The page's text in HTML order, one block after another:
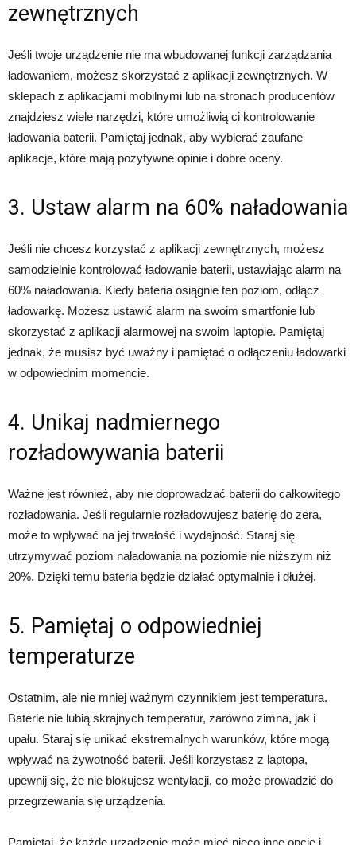
zewnętrznych
Jeśli twoje urządzenie nie ma wbudowanej funkcji zarządzania
ładowaniem, możesz skorzystać z aplikacji zewnętrznych. W
sklepach z aplikacjami mobilnymi lub na stronach producentów
znajdziesz wiele narzędzi, które umożliwią ci kontrolowanie
ładowania baterii. Pamiętaj jednak, aby wybierać zaufane
aplikacje, które mają pozytywne opinie i dobre oceny.
3. Ustaw alarm na 60% naładowania
Jeśli nie chcesz korzystać z aplikacji zewnętrznych, możesz
samodzielnie kontrolować ładowanie baterii, ustawiając alarm na
60% naładowania. Kiedy bateria osiągnie ten poziom, odłącz
ładowarkę. Możesz ustawić alarm na swoim smartfonie lub
skorzystać z aplikacji alarmowej na swoim laptopie. Pamiętaj
jednak, że musisz być uważny i pamiętać o odłączeniu ładowarki
w odpowiednim momencie.
4. Unikaj nadmiernego
rozładowywania baterii
Ważne jest również, aby nie doprowadzać baterii do całkowitego
rozładowania. Jeśli regularnie rozładowujesz baterię do zera,
może to wpływać na jej trwałość i wydajność. Staraj się
utrzymywać poziom naładowania na poziomie nie niższym niż
20%. Dzięki temu bateria będzie działać optymalnie i dłużej.
5. Pamiętaj o odpowiedniej
temperaturze
Ostatnim, ale nie mniej ważnym czynnikiem jest temperatura.
Baterie nie lubią skrajnych temperatur, zarówno zimna, jak i
upału. Staraj się unikać ekstremalnych warunków, które mogą
wpływać na żywotność baterii. Jeśli korzystasz z laptopa,
upewnij się, że nie blokujesz wentylacji, co może prowadzić do
przegrzewania się urządzenia.